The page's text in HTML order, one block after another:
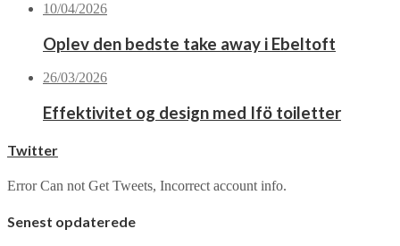
10/04/2026
Oplev den bedste take away i Ebeltoft
26/03/2026
Effektivitet og design med Ifö toiletter
Twitter
Error Can not Get Tweets, Incorrect account info.
Senest opdaterede